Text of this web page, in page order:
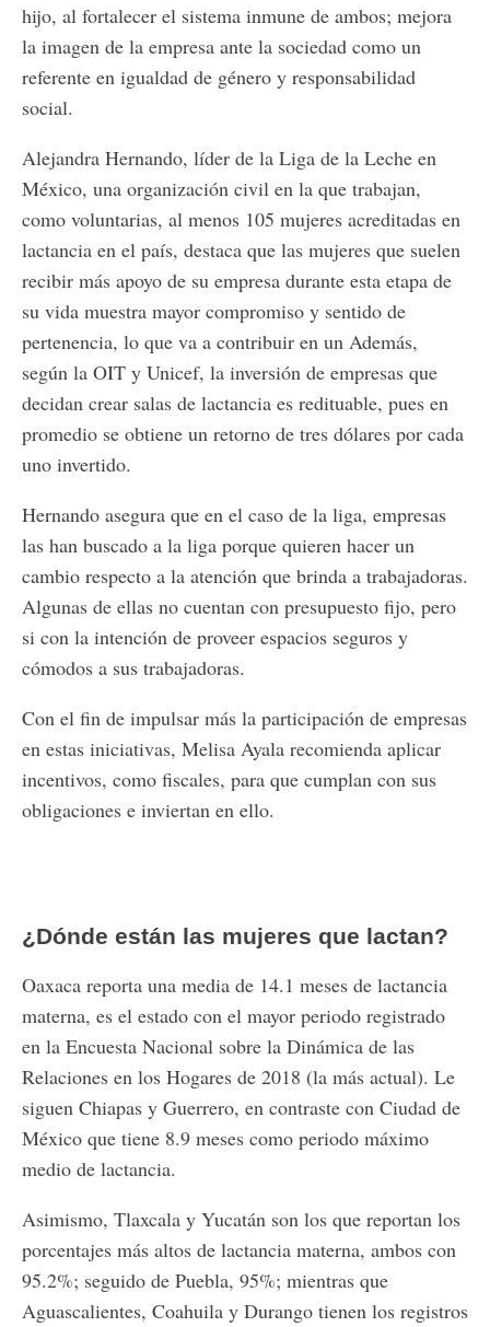
hijo, al fortalecer el sistema inmune de ambos; mejora
la imagen de la empresa ante la sociedad como un
referente en igualdad de género y responsabilidad
social.
Alejandra Hernando, líder de la Liga de la Leche en
México, una organización civil en la que trabajan,
como voluntarias, al menos 105 mujeres acreditadas en
lactancia en el país, destaca que las mujeres que suelen
recibir más apoyo de su empresa durante esta etapa de
su vida muestra mayor compromiso y sentido de
pertenencia, lo que va a contribuir en un Además,
según la OIT y Unicef, la inversión de empresas que
decidan crear salas de lactancia es redituable, pues en
promedio se obtiene un retorno de tres dólares por cada
uno invertido.
Hernando asegura que en el caso de la liga, empresas
las han buscado a la liga porque quieren hacer un
cambio respecto a la atención que brinda a trabajadoras.
Algunas de ellas no cuentan con presupuesto fijo, pero
si con la intención de proveer espacios seguros y
cómodos a sus trabajadoras.
Con el fin de impulsar más la participación de empresas
en estas iniciativas, Melisa Ayala recomienda aplicar
incentivos, como fiscales, para que cumplan con sus
obligaciones e inviertan en ello.
¿Dónde están las mujeres que lactan?
Oaxaca reporta una media de 14.1 meses de lactancia
materna, es el estado con el mayor periodo registrado
en la Encuesta Nacional sobre la Dinámica de las
Relaciones en los Hogares de 2018 (la más actual). Le
siguen Chiapas y Guerrero, en contraste con Ciudad de
México que tiene 8.9 meses como periodo máximo
medio de lactancia.
Asimismo, Tlaxcala y Yucatán son los que reportan los
porcentajes más altos de lactancia materna, ambos con
95.2%; seguido de Puebla, 95%; mientras que
Aguascalientes, Coahuila y Durango tienen los registros